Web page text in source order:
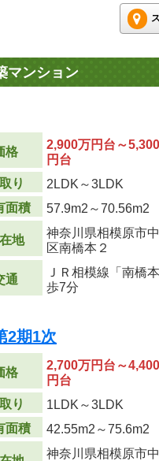
マンション
格
2,900万円台～
円台
り
2LDK～3LDK
面積
57.9m2 ～70.56m2
地
神奈川県相模原市
区南橋本２
通
ＪＲ相模線「南橋本
歩7分
2期1次
格
2,700万円台～
円台
り
1LDK～3LDK
面積
42.55m2 ～75.6m2
神奈川県相模原市